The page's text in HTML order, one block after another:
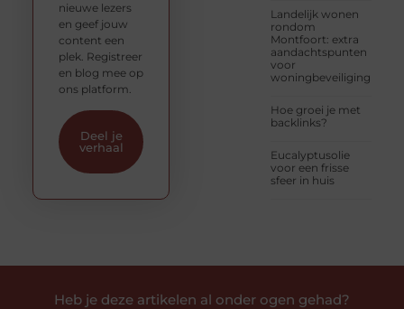
Landelijk wonen
rondom
Montfoort: extra
aandachtspunten
voor
woningbeveiliging
Hoe groei je met
backlinks?
Eucalyptusolie
voor een frisse
sfeer in huis
nieuwe lezers
en geef jouw
content een
plek. Registreer
en blog mee op
ons platform.
Deel je
verhaal
Heb je deze artikelen al onder ogen gehad?